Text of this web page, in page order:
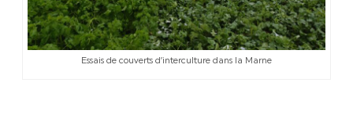
Essais de couverts d’interculture dans la Marne